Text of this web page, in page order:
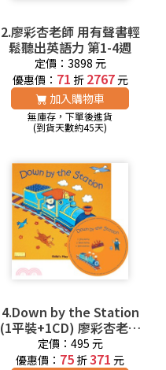
2.廖彩杏老師 用有聲書輕
鬆聽出英語力 第1-4週
定價：3898 元
優惠價： 71 折 2767元
加入購物車
無庫存，下單後進貨
(到貨天數約45天)
4.Down by the Station
(1平裝+1CD) 廖彩杏老師
推薦有聲書第3週
定價：495 元
優惠價： 75 折371 元